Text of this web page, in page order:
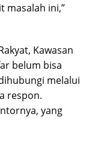
masalah ini,”
Kawasan
belum bisa
melalui
respon.
yang